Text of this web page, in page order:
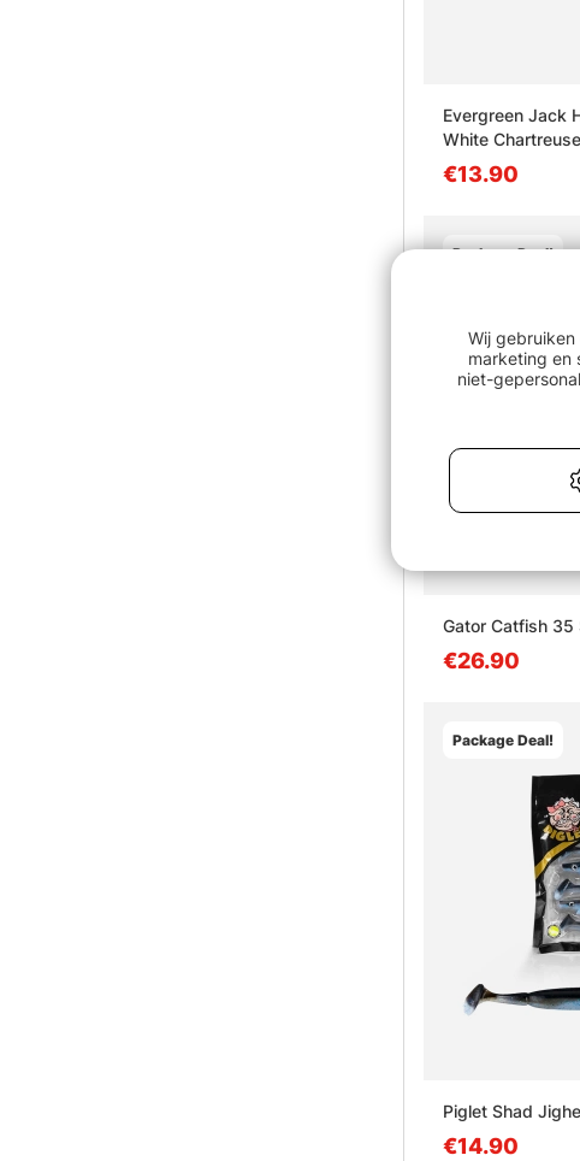
Evergreen Jack
White Chartreuse
€13.90
Package Deal!
Gator Catfish 35
€26.90
Package Deal!
Piglet Shad
€14.90
Wij
marketing en
niet-